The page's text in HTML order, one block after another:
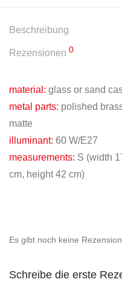
Beschreibung
Rezensionen 0
material: glass or sand
metal parts: polished
matte
illuminant: 60 W/E27
measurements: S (width
cm, height 42 cm)
Es gibt noch keine
Schreibe die erste